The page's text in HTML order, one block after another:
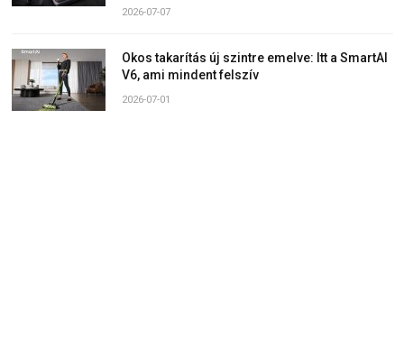
2026-07-07
Okos takarítás új szintre emelve: Itt a SmartAI
V6, ami mindent felszív
2026-07-01